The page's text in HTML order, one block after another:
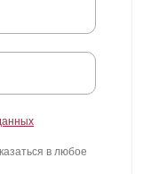
в любое